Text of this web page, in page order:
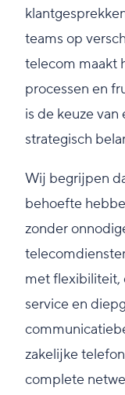
teams op
telecom maakt
processen en
is de keuze
strategisch
Wij begrijpen
behoefte
zonder
met flexibiliteit,
service en
zakelijke
complete